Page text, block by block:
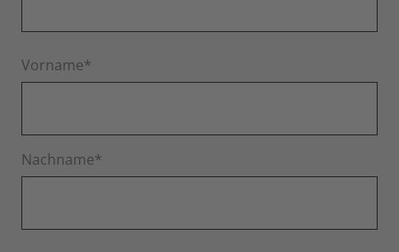
Vorname*
Nachname*